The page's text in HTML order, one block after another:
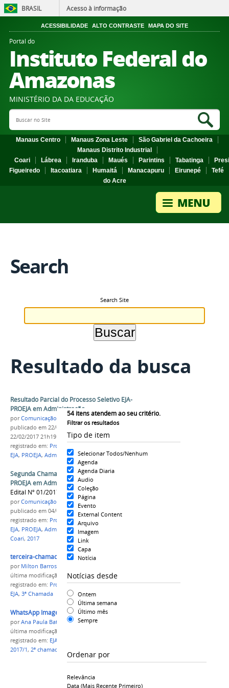
BRASIL Acesso à informação
ACESSIBILIDADE ALTO CONTRASTE MAPA DO SITE
Portal do
Instituto Federal do
Amazonas
MINISTÉRIO DA DA EDUCAÇÃO
Search Site
Manaus Centro Manaus Zona Leste
São Gabriel da Cachoeira
Manaus Distrito Industrial
Coari
Lábrea Iranduba Maués Parintins Tabatinga
Figueiredo
Itacoatiara Humaitá Manacapuru Eirunepé
Tefé
do Acre
Search
Search Site
Resultado da busca
54itens atendem ao seu critério.
Filtrar os resultados
Tipo de item
Selecionar Todos/Nenhum
Agenda
Agenda Diaria
Audio
Coleção
Página
Evento
External Content
Arquivo
Imagem
Link
Capa
Notícia
Notícias desde
Ontem
Última semana
Último mês
Sempre
Ordenar por
Relevância
Data (mais Recente Primeiro)
Resultado Parcial do Processo Seletivo EJA-
PROEJA em Administração
porComunicação COARI
publicado em 22/02/2017—última modificação
22/02/2017 21h19
registrado em: Processo Seletivo
EJA, PROEJA, Administração,Campus Coari,2017
Segunda Chamada do Processo Seletivo EJA -
PROEJA em Administração
Edital Nº 01/2017
porComunicação COARI
publicado em 04/03/2017
registrado em: Processo Seletivo
EJA, PROEJA, Administração Edital 01
Coari, 2017
terceira-chamada-eja-GRADUACAO.png
por Milton Barros
última modificação
em 15/12/2016 11h13
registrado em: Processo Seletivo 2017/1,Graduação,
EJA, 3ª Chamada
WhatsApp Image 2016-12-03 at 11.36.50.jpeg
porAna Paula Batista
última modificação
registrado em: EJA
2017/1, 2ª chamada